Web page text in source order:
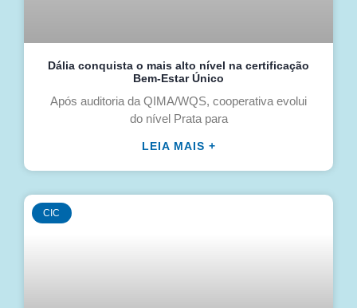
Dália conquista o mais alto nível na certificação
Bem-Estar Único
Após auditoria da QIMA/WQS, cooperativa evolui
do nível Prata para
LEIA MAIS +
CIC